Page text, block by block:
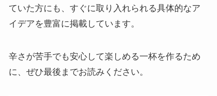
ていた方にも、すぐに取り入れられる具体的なア
イデアを豊富に掲載しています。
辛さが苦手でも安心して楽しめる一杯を作るため
に、ぜひ最後までお読みください。